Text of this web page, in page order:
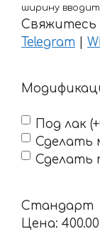
ширину
Свяжитесь
Telegram
Под лак
Сделать
Сделать
Стандарт
Цена: